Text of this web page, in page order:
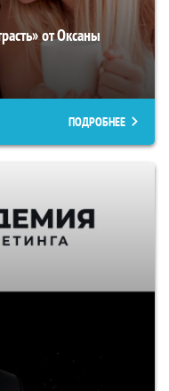
от Оксаны
ПОДРОБНЕЕ